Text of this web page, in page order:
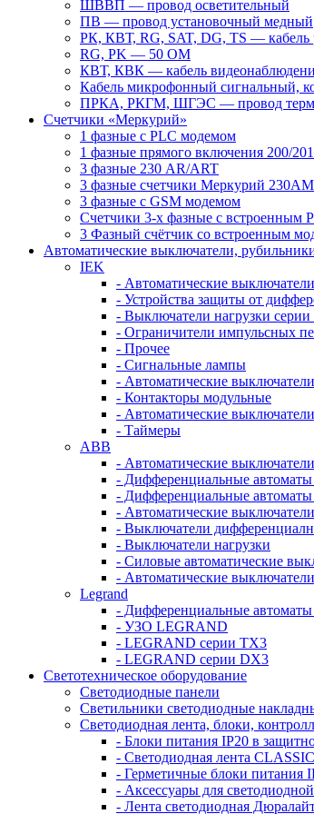
ШВВП — провод осветительный
ПВ ― провод установочный медный
РК, КВТ, RG, SAT, DG, TS ― кабель
RG, PK ― 50 ОМ
КВТ, КВК ― кабель
Кабель микрофонный сигнальный,
ПРКА, РКГМ, ШГЭС ― провод
Счетчики «Меркурий»
1 фазные с PLC модемом
1 фазные прямого включения 200/
3 фазные 230 AR/ART
3 фазные счетчики Меркурий
3 фазные с GSM модемом
Счетчики 3-х фазные с встроенным
3 Фазный счётчик со встроенным
Автоматические выключатели,
IEK
- Автоматические
- Устройства защиты от
- Выключатели нагрузки
- Ограничители импульсных
- Прочее
- Сигнальные лампы
- Автоматические
- Контакторы модульные
- Автоматические
- Таймеры
ABB
- Автоматические выключатели
- Дифференциальные
- Дифференциальные
- Автоматические
- Выключатели
- Выключатели нагрузки
- Силовые автоматические
- Автоматические
Legrand
- Дифференциальные
- УЗО LEGRAND
- LEGRAND серии ТХ3
- LEGRAND серии DХ3
Светотехническое оборудование
Светодиодные панели
Светильники светодиодные
Светодиодная лента, блоки,
- Блоки питания IP20 в
- Светодиодная лента
- Герметичные блоки питания
- Аксессуары для
- Лента светодиодная